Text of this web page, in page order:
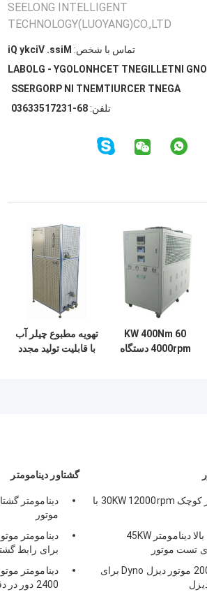
SEELONG INTELLIGENT
TECHNOLOGY(LUOYANG)CO.,LTD
تماس با شخص: Miss. Vicky Qi
SEELONG INTELLIGENT TECHNOLOGY -
AGENT RECRUITMENT IN PROGRESS
تلفن: 86-13271533630
60 KW 400Nm
4000rpm دستگاه
تهویه مطبوع چیلر آب
با قابلیت تولید مجدد
گشتاور دینامومتر
موتور
برای رابط
2400 دور در دقیقه
دینامومتر موتور کوچک 30KW 12000rpm با
قابلیت اطمینان بالا دینامومتر 45KW
200KW 4000rpm موتور دیزل Dyno برای